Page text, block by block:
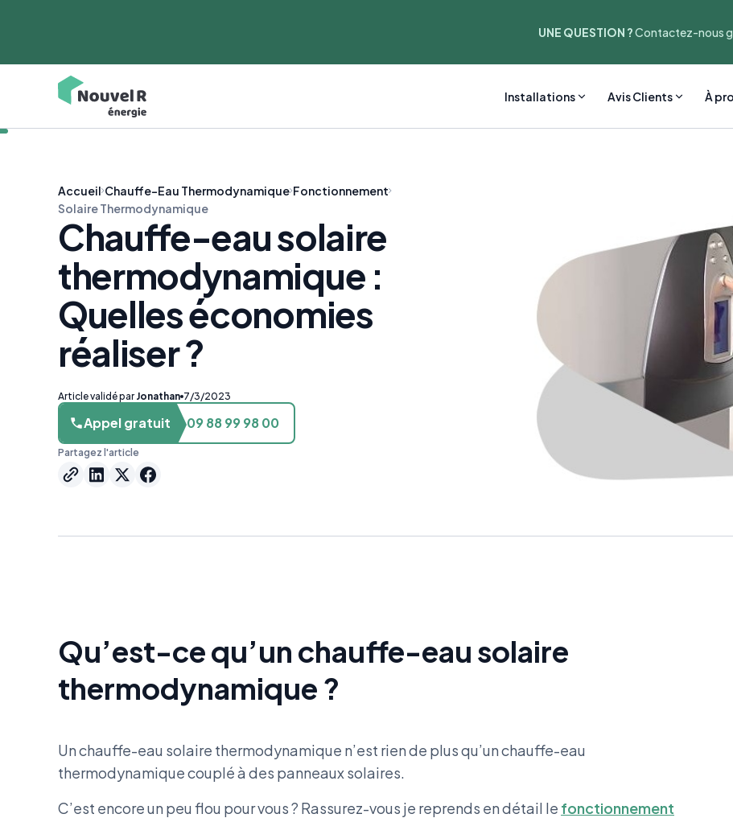
UNE QUESTION ?Contactez-nous
Installations Avis Clients À
Accueil Chauffe-Eau Thermodynamique Fonctionnement
Solaire Thermodynamique
Chauffe-eau solaire
thermodynamique :
Quelles économies
réaliser ?
Article validé par Jonathan 7/3/2023
Appel gratuit 09 88 99 98 00
Partagez l'article
Qu’est-ce qu’un chauffe-eau solaire
thermodynamique ?
Un chauffe-eau solaire thermodynamique n’est rien de plus qu’un chauffe-eau
thermodynamique couplé à des panneaux solaires.
C’est encore un peu flou pour vous ? Rassurez-vous je reprends en détail le fonctionnement